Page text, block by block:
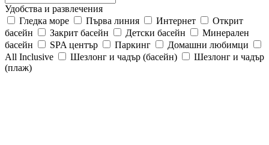
Удобства и развлечения
Гледка море
Първа линия Интернет
Открит
басейн
Закрит басейн Детски басейн
Минерален
басейн
SPA център Паркинг
Домашни любимци
All Inclusive
Шезлонг и чадър (басейн)
Шезлонг и чадър
(плаж)